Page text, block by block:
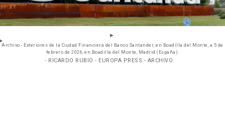
Archivo - Exteriores de la Ciudad Financiera del Banco Santander, en Boadilla del Monte, a 5 de
febrero de 2026, en Boadilla del Monte, Madrid (España).
- RICARDO RUBIO - EUROPA PRESS - ARCHIVO